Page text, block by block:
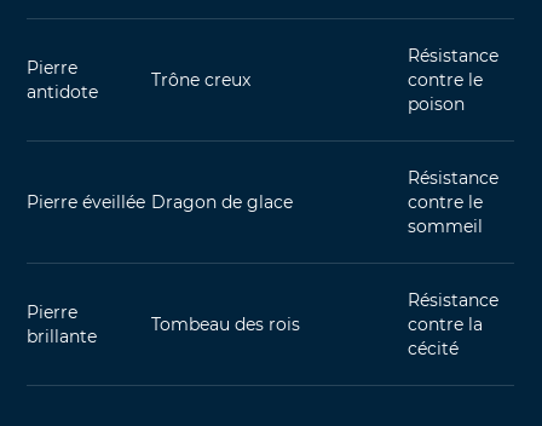
Pierre
antidote
Trône creux
Résistance
contre le
poison
Pierre éveillée Dragon de glace
Résistance
contre le
sommeil
Pierre
brillante
Tombeau des rois
Résistance
contre la
cécité